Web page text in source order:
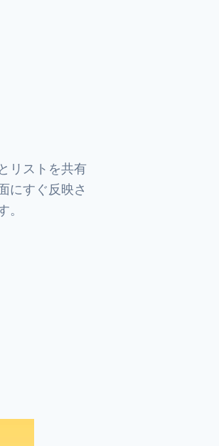
リストを共有
にすぐ反映さ
。